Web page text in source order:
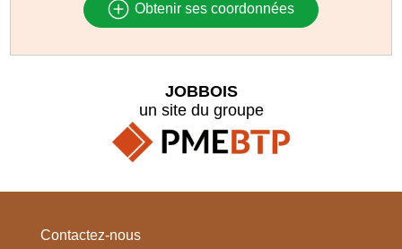
Obtenir ses coordonnées
JOBBOIS
un site du groupe
Contactez-nous